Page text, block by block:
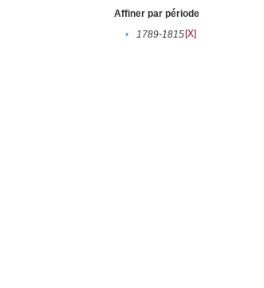
Affiner par période
•
1789-1815[X]